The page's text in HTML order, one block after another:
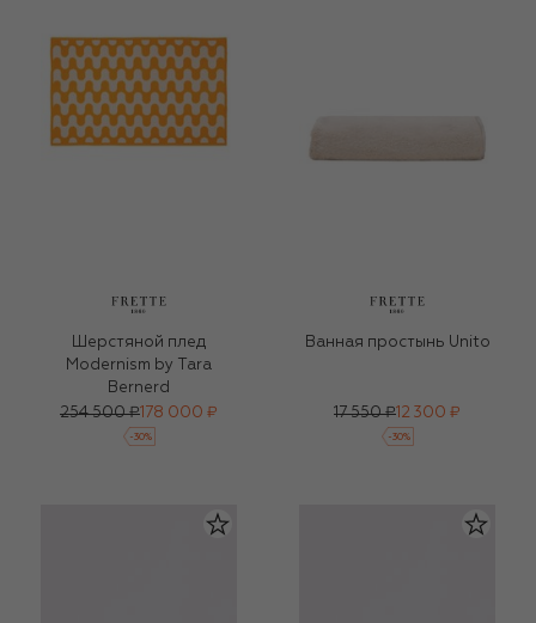
Шерстяной плед
Modernism by Tara
Bernerd
254 500 ₽ 178 000 ₽
-30%
Ванная простынь Unito
17 550 ₽ 12 300 ₽
-30%